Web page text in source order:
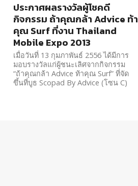
ประกาศผลรางวัลผู้โชคดี
กิจกรรม ถ้าคุณกล้า Advice ท้า
คุณ Surf ที่งาน Thailand
Mobile Expo 2013
เมื่อวันที่ 13 กุมภาพันธ์ 2556 ได้มีการ
มอบรางวัลแก่ผู้ชนะเลิศจากกิจกรรม
“ถ้าคุณกล้า Advice ท้าคุณ Surf” ที่จัด
ขึ้นที่บูธ Scopad By Advice (โซน C)